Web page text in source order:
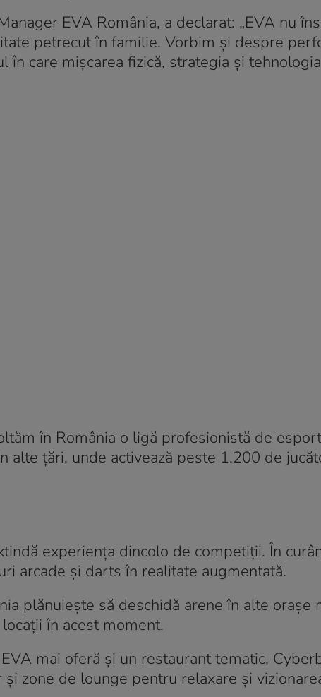
EVA România, a declarat: „EVA nu
petrecut în familie. Vorbim și despre
în care mișcarea fizică, strategia și
în România o ligă profesionistă de
alte țări, unde activează peste 1.200 de
experiența dincolo de competiții. În
arcade și darts în realitate augmentată.
plănuiește să deschidă arene în alte orașe
în acest moment.
mai oferă și un restaurant tematic,
zone de lounge pentru relaxare și